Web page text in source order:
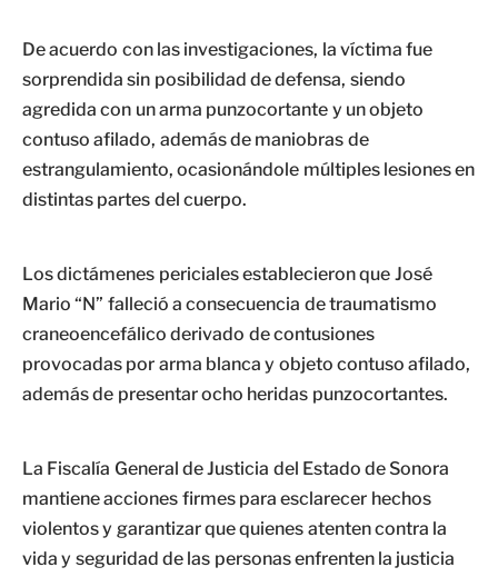
De acuerdo con las investigaciones, la víctima fue
sorprendida sin posibilidad de defensa, siendo
agredida con un arma punzocortante y un objeto
contuso afilado, además de maniobras de
estrangulamiento, ocasionándole múltiples lesiones en
distintas partes del cuerpo.
Los dictámenes periciales establecieron que José
Mario “N” falleció a consecuencia de traumatismo
craneoencefálico derivado de contusiones
provocadas por arma blanca y objeto contuso afilado,
además de presentar ocho heridas punzocortantes.
La Fiscalía General de Justicia del Estado de Sonora
mantiene acciones firmes para esclarecer hechos
violentos y garantizar que quienes atenten contra la
vida y seguridad de las personas enfrenten la justicia